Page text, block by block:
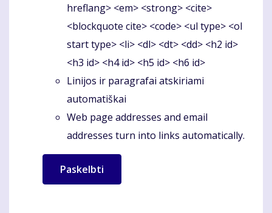
hreflang> <em> <strong> <cite>
<blockquote cite> <code> <ul type> <ol
start type> <li> <dl> <dt> <dd> <h2 id>
<h3 id> <h4 id> <h5 id> <h6 id>
Linijos ir paragrafai atskiriami
automatiškai
Web page addresses and email
addresses turn into links automatically.